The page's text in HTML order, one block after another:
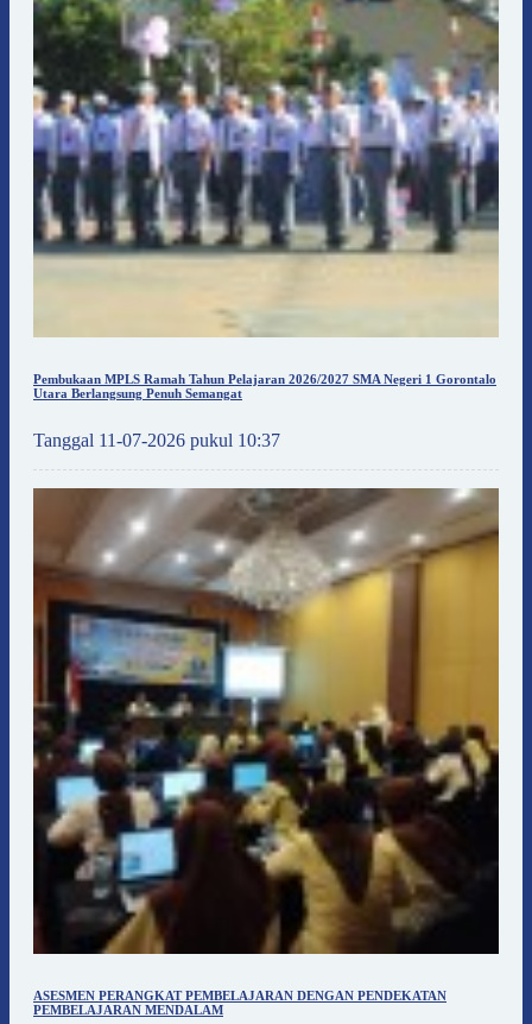
Pembukaan MPLS Ramah Tahun Pelajaran 2026/2027 SMA Negeri 1 Gorontalo
Utara Berlangsung Penuh Semangat
Tanggal 11-07-2026 pukul 10:37
ASESMEN PERANGKAT PEMBELAJARAN DENGAN PENDEKATAN
PEMBELAJARAN MENDALAM